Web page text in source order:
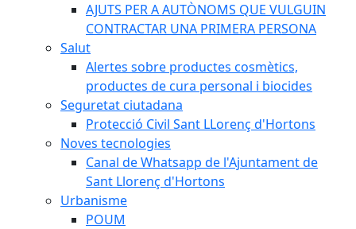
AJUTS PER A AUTÒNOMS QUE VULGUIN
CONTRACTAR UNA PRIMERA PERSONA
Salut
Alertes sobre productes cosmètics,
productes de cura personal i biocides
Seguretat ciutadana
Protecció Civil Sant LLorenç d'Hortons
Noves tecnologies
Canal de Whatsapp de l'Ajuntament de
Sant Llorenç d'Hortons
Urbanisme
POUM